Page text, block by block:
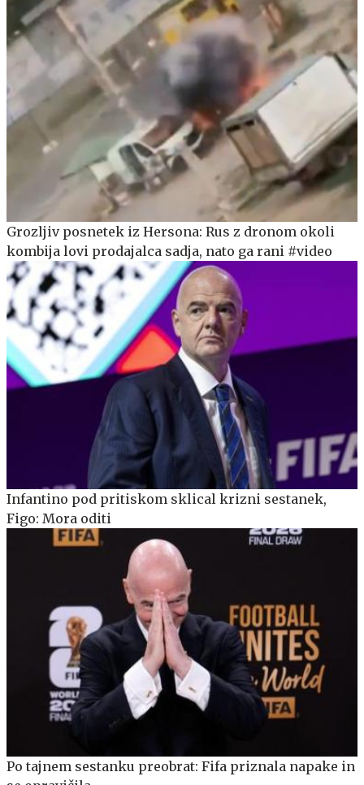
Grozljiv posnetek iz Hersona: Rus z dronom okoli
kombija lovi prodajalca sadja, nato ga rani #video
Infantino pod pritiskom sklical krizni sestanek,
Figo: Mora oditi
Po tajnem sestanku preobrat: Fifa priznala napake in